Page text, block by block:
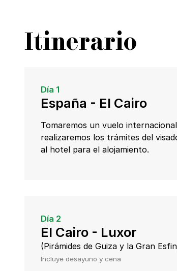
Itinerario
Día 1
España - El Cairo
Tomaremos un vuelo
realizaremos los trámites del
al hotel para el alojamiento.
Día 2
El Cairo - Luxor
(Pirámides de Guiza y la Gran
Incluye desayuno y cena